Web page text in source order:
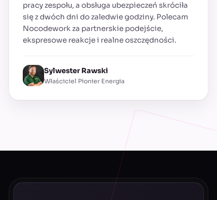
pracy zespołu, a obsługa ubezpieczeń skróciła
się z dwóch dni do zaledwie godziny. Polecam
Nocodework za partnerskie podejście,
ekspresowe reakcje i realne oszczędności.
Sylwester Rawski
Właściciel Pionier Energia